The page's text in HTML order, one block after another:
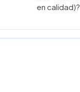
en calidad)?